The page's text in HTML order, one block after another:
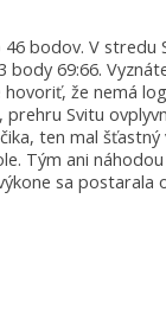
bodov. V stredu
body 69:66.
že nemá
prehru Svitu
ten mal
Tým ani
sa postarala